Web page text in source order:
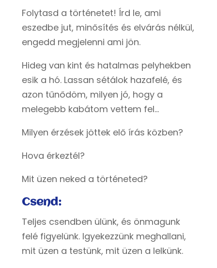
Folytasd a történetet! Írd le, ami
eszedbe jut, minősítés és elvárás nélkül,
engedd megjelenni ami jön.
Hideg van kint és hatalmas pelyhekben
esik a hó. Lassan sétálok hazafelé, és
azon tűnődöm, milyen jó, hogy a
melegebb kabátom vettem fel…
Milyen érzések jöttek elő írás közben?
Hova érkeztél?
Mit üzen neked a történeted?
Csend:
Teljes csendben ülünk, és önmagunk
felé figyelünk. Igyekezzünk meghallani,
mit üzen a testünk, mit üzen a lelkünk.